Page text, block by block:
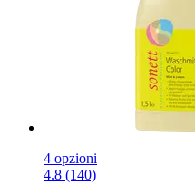
4 opzioni
4.8 (140)